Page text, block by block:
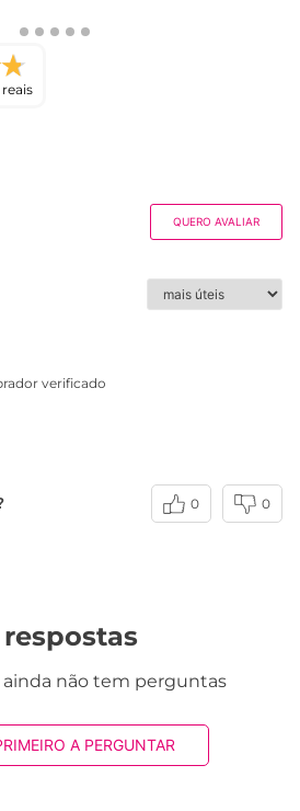
QUERO AVALIAR
verificado
0 0
não tem perguntas
A PERGUNTAR